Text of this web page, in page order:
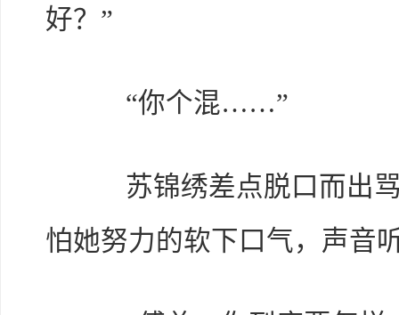
好？”
“你个混……”
苏锦绣差点脱口而出骂
怕她努力的软下口气，声音